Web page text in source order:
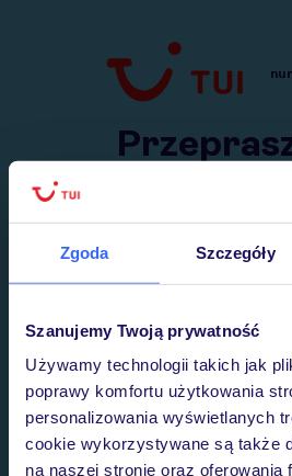
Zgoda Szczegóły
Szanujemy Twoją prywatność
Używamy technologii takich jak
poprawy komfortu użytkowania
personalizowania wyświetlanych
cookie wykorzystywane są także
na naszej stronie oraz oferowania
Przejdź do TUI.pl
Wysłaliśmy nasz serwis